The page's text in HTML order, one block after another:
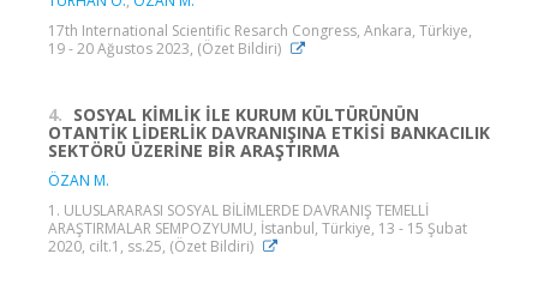
17th International Scientific Resarch Congress, Ankara, Türkiye,
19 - 20 Ağustos 2023, (Özet Bildiri)
4. SOSYAL KİMLİK İLE KURUM KÜLTÜRÜNÜN
OTANTİK LİDERLİK DAVRANIŞINA ETKİSİ BANKACILIK
SEKTÖRÜ ÜZERİNE BİR ARAŞTIRMA
ÖZAN M.
1. ULUSLARARASI SOSYAL BİLİMLERDE DAVRANIŞ TEMELLİ
ARAŞTIRMALAR SEMPOZYUMU, İstanbul, Türkiye, 13 - 15 Şubat
2020, cilt.1, ss.25, (Özet Bildiri)